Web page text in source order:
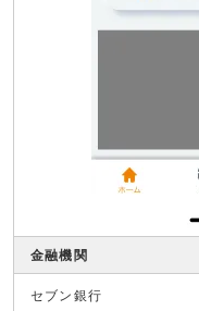
金融機関
セブン銀行